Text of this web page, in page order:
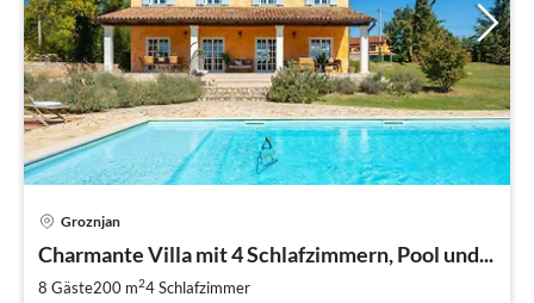
Groznjan
Charmante Villa mit 4 Schlafzimmern, Pool und...
8 Gäste200 m24Schlafzimmer